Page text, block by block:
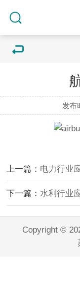
发布
上一篇： 电力行业
下一篇：水利行业
Copyright ©